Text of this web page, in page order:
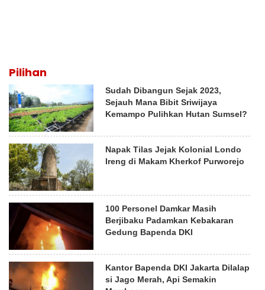
Pilihan
Sudah Dibangun Sejak 2023,
Sejauh Mana Bibit Sriwijaya
Kemampo Pulihkan Hutan Sumsel?
Napak Tilas Jejak Kolonial Londo
Ireng di Makam Kherkof Purworejo
100 Personel Damkar Masih
Berjibaku Padamkan Kebakaran
Gedung Bapenda DKI
Kantor Bapenda DKI Jakarta Dilalap
si Jago Merah, Api Semakin